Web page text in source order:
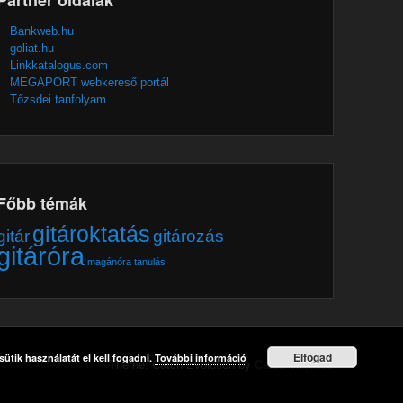
Bankweb.hu
goliat.hu
Linkkatalogus.com
MEGAPORT webkereső portál
Tőzsdei tanfolyam
témák
gitároktatásgitározás
magánóra tanulás
Theme: Catch Evolution by Catch Themes
használatát el kell fogadni.További információ Elfogad